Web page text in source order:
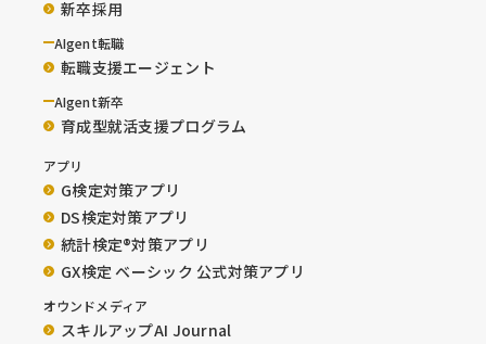
新卒採用
AIgent転職
転職支援エージェント
AIgent新卒
育成型就活支援プログラム
アプリ
G検定対策アプリ
DS検定対策アプリ
統計検定®︎対策アプリ
GX検定 ベーシック 公式対策アプリ
オウンドメディア
スキルアップAI Journal